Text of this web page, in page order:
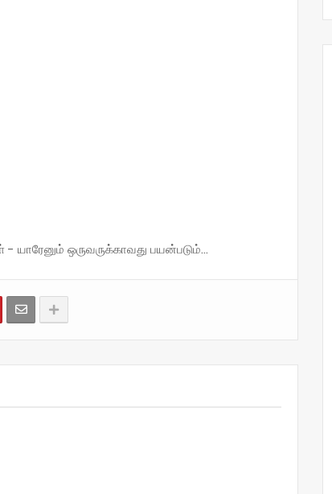
ஒருவருக்காவது பயன்படும்...